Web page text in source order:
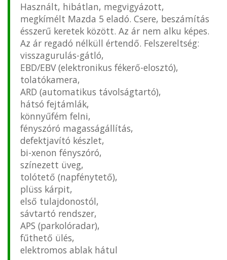
Használt, hibátlan, megvigyázott,
megkímélt Mazda 5 eladó. Csere, beszámítás
ésszerű keretek között. Az ár nem alku képes.
Az ár regadó nélküll értendő. Felszereltség:
visszagurulás-gátló,
EBD/EBV (elektronikus fékerő-elosztó),
tolatókamera,
ARD (automatikus távolságtartó),
hátsó fejtámlák,
könnyűfém felni,
fényszóró magasságállítás,
defektjavító készlet,
bi-xenon fényszóró,
színezett üveg,
tolótető (napfénytető),
plüss kárpit,
első tulajdonostól,
sávtartó rendszer,
APS (parkolóradar),
fűthető ülés,
elektromos ablak hátul